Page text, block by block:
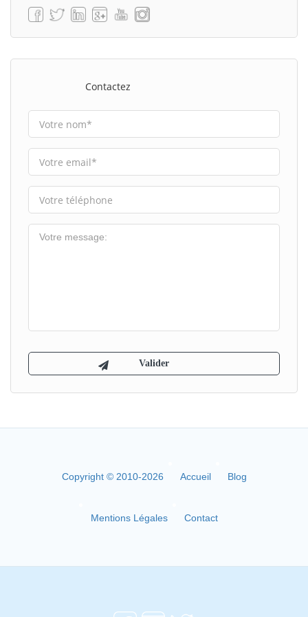
Contactez
Copyright © 2010-2026 Accueil Blog
Mentions Légales Contact